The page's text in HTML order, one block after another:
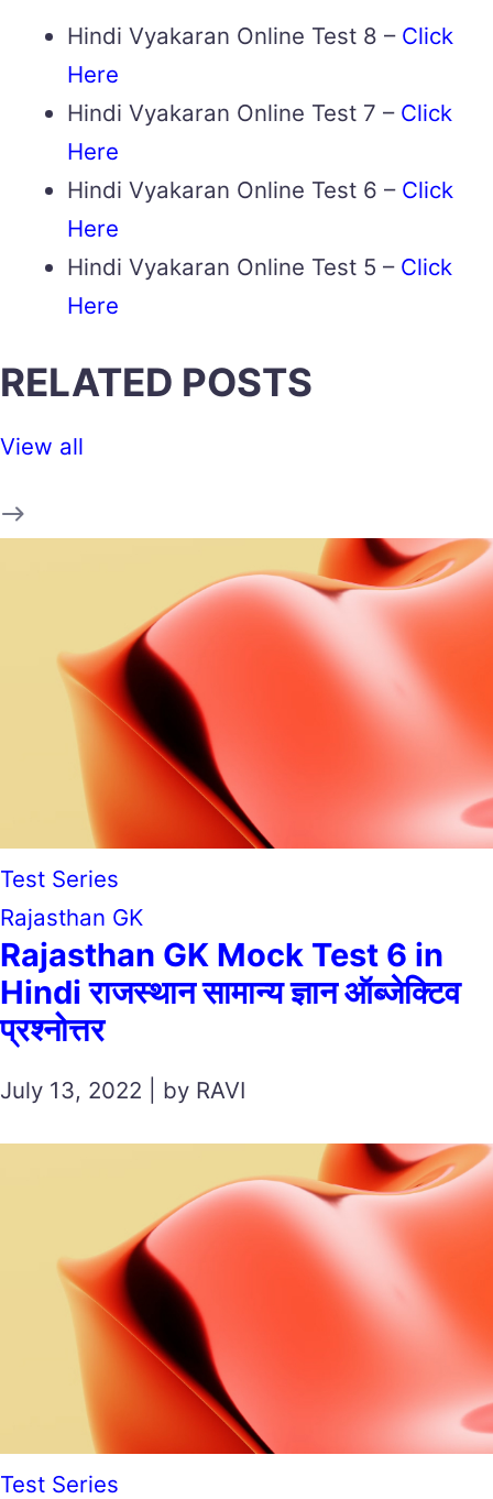
Hindi Vyakaran Online Test 8 – Click
Here
Hindi Vyakaran Online Test 7 – Click
Here
Hindi Vyakaran Online Test 6 – Click
Here
Hindi Vyakaran Online Test 5 – Click
Here
RELATED POSTS
View all
Test Series
Rajasthan GK
Rajasthan GK Mock Test 6 in
Hindi राजस्थान सामान्य ज्ञान ऑब्जेक्टिव
प्रश्नोत्तर
July 13, 2022 | by RAVI
Test Series